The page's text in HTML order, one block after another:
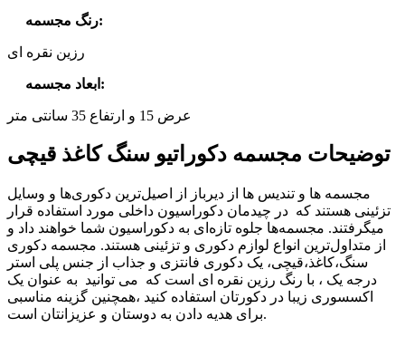
رنگ مجسمه:
رزین نقره ای
ابعاد مجسمه :
عرض 15 و ارتفاع 35 سانتی متر
توضیحات مجسمه دکوراتیو سنگ کاغذ قیچی
مجسمه ها و تندیس ها از دیرباز از اصیل‌ترین دکوری‌ها و وسایل
تزئینی هستند که در چیدمان دکوراسیون داخلی مورد استفاده قرار
میگرفتند. مجسمه‌ها جلوه تازه‌ای به دکوراسیون شما خواهند داد و
از متداول‌ترین انواع لوازم دکوری و تزئینی هستند. مجسمه دکوری
سنگ،کاغذ،قیچی، یک دکوری فانتزی و جذاب از جنس پلی استر
درجه یک ، با رنگ رزین نقره ای است که می توانید به عنوان یک
اکسسوری زیبا در دکورتان استفاده کنید ،همچنین گزینه مناسبی
برای هدیه دادن به دوستان و عزیزانتان است.